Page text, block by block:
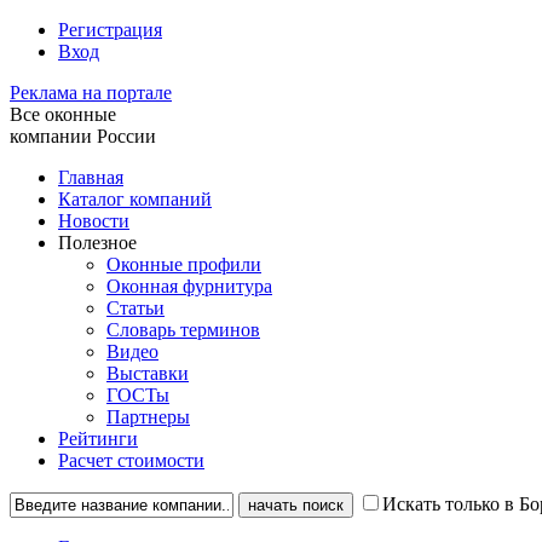
Регистрация
Вход
Реклама на портале
Все оконные
компании России
Главная
Каталог компаний
Новости
Полезное
Оконные профили
Оконная фурнитура
Статьи
Словарь терминов
Видео
Выставки
ГОСТы
Партнеры
Рейтинги
Расчет стоимости
Искать только в